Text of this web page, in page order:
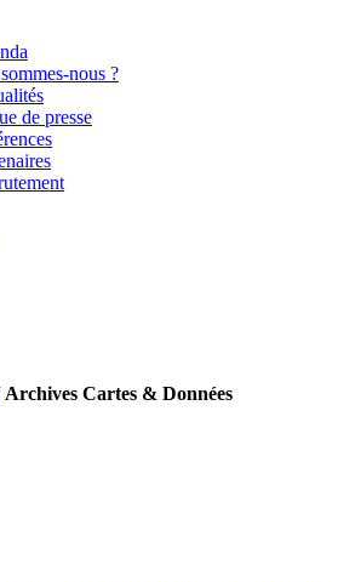
nous ?
de presse
Archives Cartes & Données